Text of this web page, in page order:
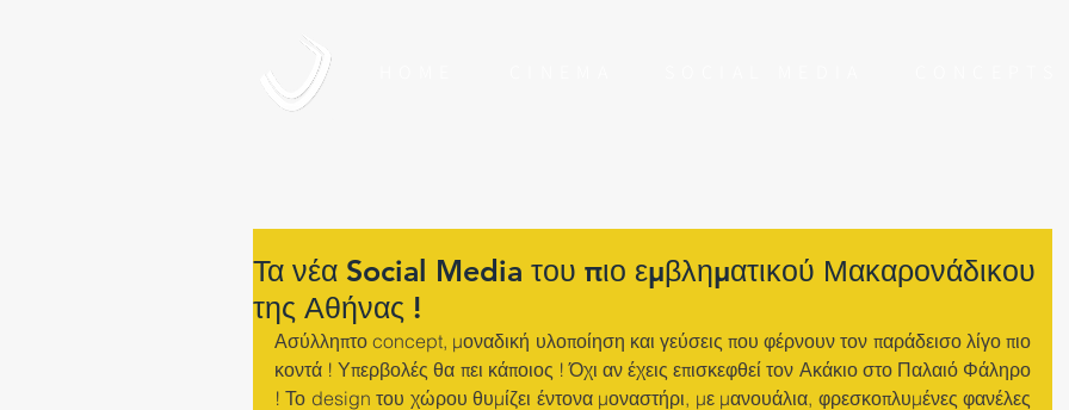
Τα νέα Social Media του πιο εμβληματικού Μακαρονάδικου
της Αθήνας !
Ασύλληπτο concept, μοναδική υλοποίηση και γεύσεις που φέρνουν τον παράδεισο λίγο πιο
κοντά ! Υπερβολές θα πει κάποιος ! Όχι αν έχεις επισκεφθεί τον Ακάκιο στο Παλαιό Φάληρο
! Το design του χώρου θυμίζει έντονα μοναστήρι, με μανουάλια, φρεσκοπλυμένες φανέλες